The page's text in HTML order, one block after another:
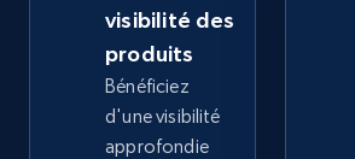
URL, Product id, Title, Seller name,
Seller reviews, Breadcrumbs, Root
more.
visibilité des
produits
Bénéficiez
d'une visibilité
approfondie